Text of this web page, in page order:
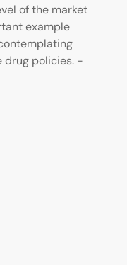
of the market
example
drug policies. -